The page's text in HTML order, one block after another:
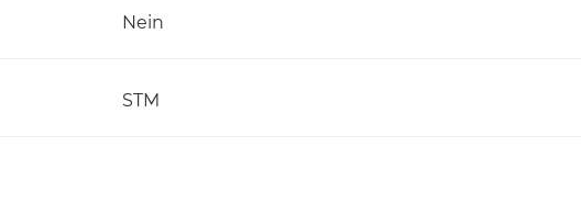
Nein
STM